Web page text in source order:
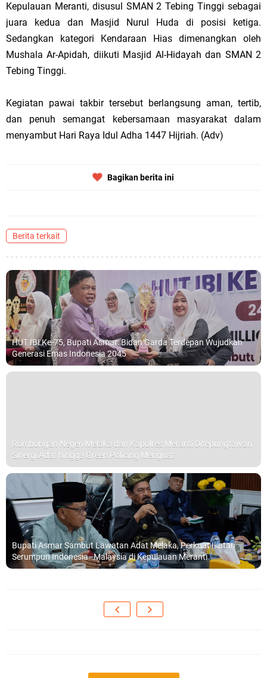
Kepulauan Meranti, disusul SMAN 2 Tebing Tinggi sebagai
juara kedua dan Masjid Nurul Huda di posisi ketiga.
Sedangkan kategori Kendaraan Hias dimenangkan oleh
Mushala Ar-Apidah, diikuti Masjid Al-Hidayah dan SMAN 2
Tebing Tinggi.
Kegiatan pawai takbir tersebut berlangsung aman, tertib,
dan penuh semangat kebersamaan masyarakat dalam
menyambut Hari Raya Idul Adha 1447 Hijriah. (Adv)
Bagikan berita ini
Berita terkait
HUT IBI Ke-75, Bupati Asmar: Bidan Garda Terdepan Wujudkan
Generasi Emas Indonesia 2045
Rombongan Negeri Melaka dan Kapolres Meranti Ditepungtawari,
Sinergi Adat hingga Green Policing Menguat
Bupati Asmar Sambut Lawatan Adat Melaka, Perkuat Ikatan
Serumpun Indonesia–Malaysia di Kepulauan Meranti